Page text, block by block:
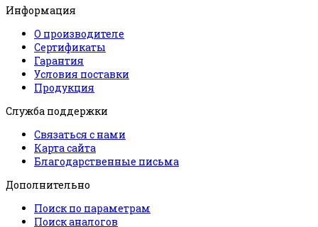
Информация
О производителе
Сертификаты
Гарантия
Условия поставки
Продукция
Служба поддержки
Связаться с нами
Карта сайта
Благодарственные письма
Дополнительно
Поиск по параметрам
Поиск аналогов